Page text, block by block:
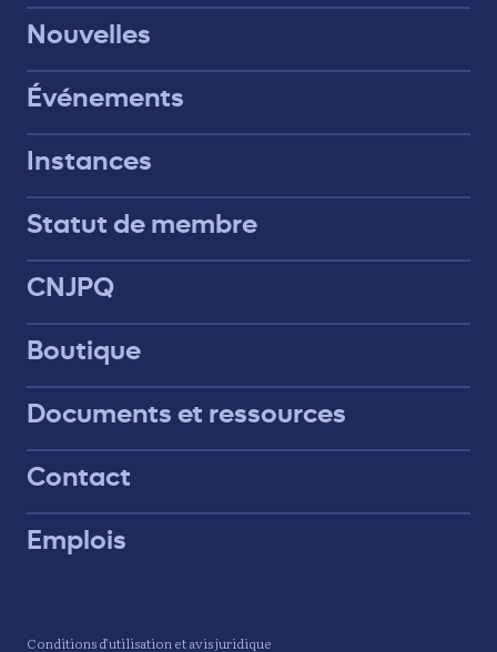
Nouvelles
Événements
Instances
Statut de membre
CNJPQ
Boutique
Documents et ressources
Contact
Emplois
Conditions d’utilisation et avis juridique